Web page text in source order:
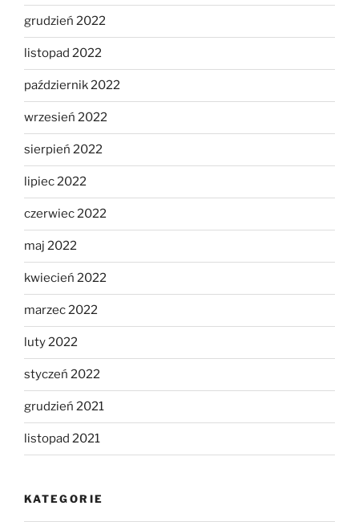
grudzień 2022
listopad 2022
październik 2022
wrzesień 2022
sierpień 2022
lipiec 2022
czerwiec 2022
maj 2022
kwiecień 2022
marzec 2022
luty 2022
styczeń 2022
grudzień 2021
listopad 2021
KATEGORIE